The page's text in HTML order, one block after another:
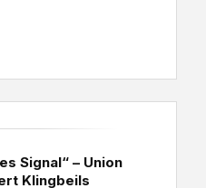
Signal“ – Union
Klingbeils